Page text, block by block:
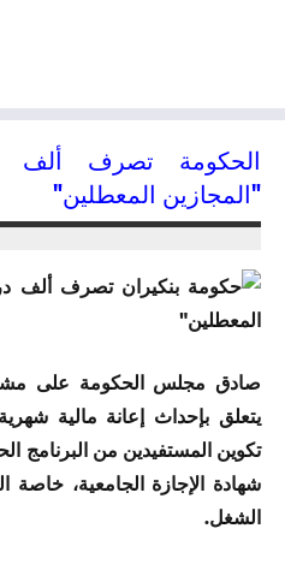
الحكومة تصرف ألف
"المجازين المعطلين"
يتعلق بإحداث إعانة مالية
تكوين المستفيدين من البرنامج
شهادة الإجازة الجامعية،
الشغل.